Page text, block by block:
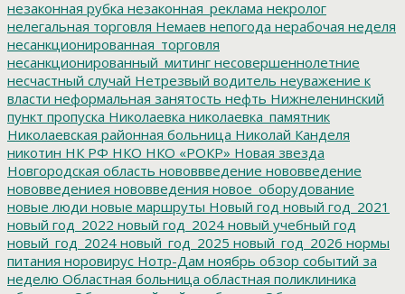
незаконная рубка незаконная_реклама некролог
нелегальная торговля Немаев непогода нерабочая неделя
несанкционированная_торговля
несанкционированный_митинг несовершеннолетние
несчастный случай Нетрезвый водитель неуважение к
власти неформальная занятость нефть Нижнеленинский
пункт пропуска Николаевка николаевка_памятник
Николаевская районная больница Николай Канделя
никотин НК РФ НКО НКО «РОКР» Новая звезда
Новгородская область нововвведение нововведение
нововведениея нововведения новое_оборудование
новые люди новые маршруты Новый год новый год_2021
новый год_2022 новый год_2024 новый учебный год
новый_год_2024 новый_год_2025 новый_год_2026 нормы
питания норовирус Нотр-Дам ноябрь обзор событий за
неделю Областная больница областная поликлиника